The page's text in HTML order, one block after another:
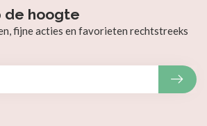
de hoogte
fijne acties en favorieten rechtstreeks